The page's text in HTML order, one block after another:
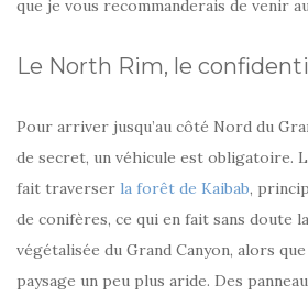
que je vous recommanderais de venir
Le North Rim, le
Pour arriver jusqu’au côté Nord du
de secret, un véhicule est obligatoire.
fait traverser la forêt de Kaibab,
de conifères, ce qui en fait sans doute
végétalisée du Grand Canyon, alors que
paysage un peu plus aride. Des